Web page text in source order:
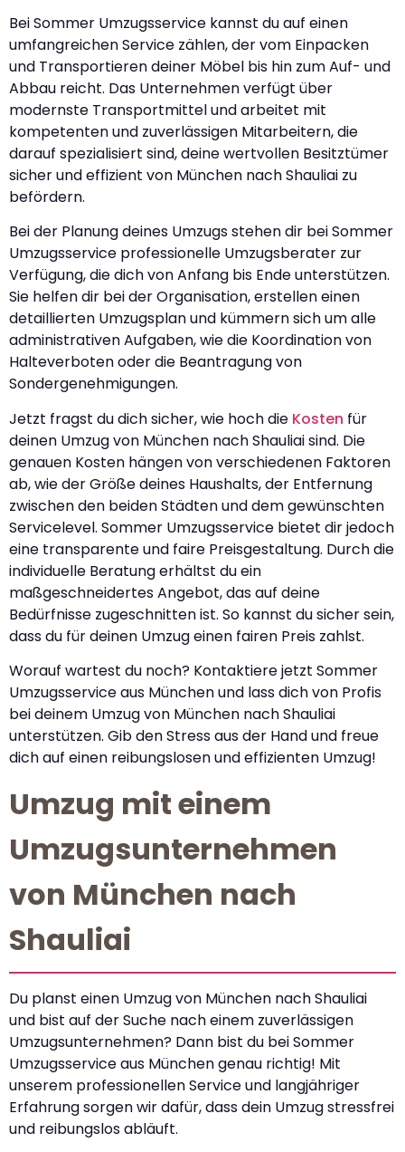
Bei Sommer Umzugsservice kannst du auf einen
umfangreichen Service zählen, der vom Einpacken
und Transportieren deiner Möbel bis hin zum Auf- und
Abbau reicht. Das Unternehmen verfügt über
modernste Transportmittel und arbeitet mit
kompetenten und zuverlässigen Mitarbeitern, die
darauf spezialisiert sind, deine wertvollen Besitztümer
sicher und effizient von München nach Shauliai zu
befördern.
Bei der Planung deines Umzugs stehen dir bei Sommer
Umzugsservice professionelle Umzugsberater zur
Verfügung, die dich von Anfang bis Ende unterstützen.
Sie helfen dir bei der Organisation, erstellen einen
detaillierten Umzugsplan und kümmern sich um alle
administrativen Aufgaben, wie die Koordination von
Halteverboten oder die Beantragung von
Sondergenehmigungen.
Jetzt fragst du dich sicher, wie hoch die Kosten für
deinen Umzug von München nach Shauliai sind. Die
genauen Kosten hängen von verschiedenen Faktoren
ab, wie der Größe deines Haushalts, der Entfernung
zwischen den beiden Städten und dem gewünschten
Servicelevel. Sommer Umzugsservice bietet dir jedoch
eine transparente und faire Preisgestaltung. Durch die
individuelle Beratung erhältst du ein
maßgeschneidertes Angebot, das auf deine
Bedürfnisse zugeschnitten ist. So kannst du sicher sein,
dass du für deinen Umzug einen fairen Preis zahlst.
Worauf wartest du noch? Kontaktiere jetzt Sommer
Umzugsservice aus München und lass dich von Profis
bei deinem Umzug von München nach Shauliai
unterstützen. Gib den Stress aus der Hand und freue
dich auf einen reibungslosen und effizienten Umzug!
Umzug mit einem
Umzugsunternehmen
von München nach
Shauliai
Du planst einen Umzug von München nach Shauliai
und bist auf der Suche nach einem zuverlässigen
Umzugsunternehmen? Dann bist du bei Sommer
Umzugsservice aus München genau richtig! Mit
unserem professionellen Service und langjähriger
Erfahrung sorgen wir dafür, dass dein Umzug stressfrei
und reibungslos abläuft.